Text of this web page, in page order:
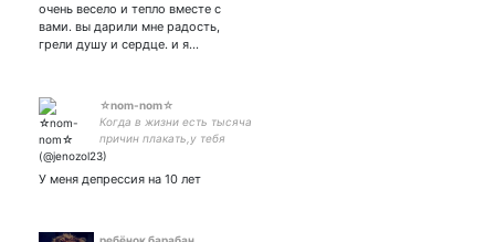
очень весело и тепло вместе с
вами. вы дарили мне радость,
грели душу и сердце. и я…
☆nom-nom☆
Когда в жизни есть тысяча
причин плакать,у тебя
должна быть хоть одна
RENJUN(NCT)
У меня депрессия на 10 лет